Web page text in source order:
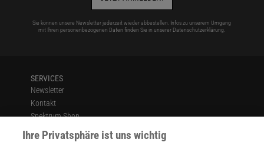
Sie können unsere Newsletter jederzeit wieder abbestellen. Infos zu unserem Umgang
mit Ihren personenbezogenen Daten finden Sie in unserer Datenschutzerklärung.
SERVICES
Newsletter
Kontakt
Spektrum Shop
Im Handel kaufen
Presse
Ihre Privatsphäre ist uns wichtig